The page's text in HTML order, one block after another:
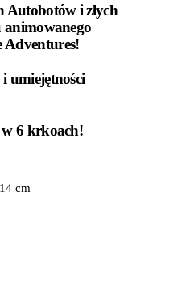
Autobotów i złych
animowanego
Adventures!
umiejętności
6 krkoach!
cm